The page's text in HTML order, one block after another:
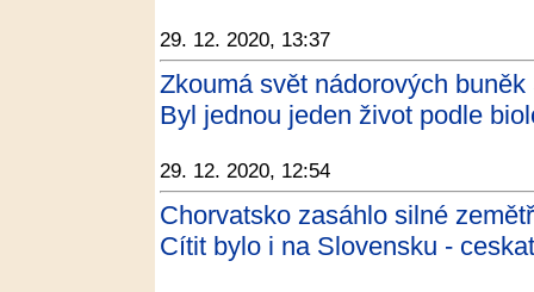
29. 12. 2020, 13:37
Zkoumá svět nádorových
Byl jednou jeden život podle
29. 12. 2020, 12:54
Chorvatsko zasáhlo silné
Cítit bylo i na Slovensku -